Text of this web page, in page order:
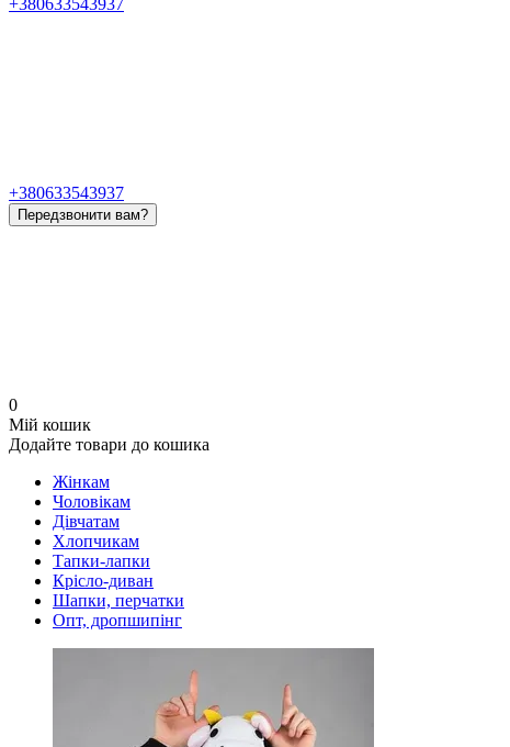
+380633543937
+380633543937
Передзвонити вам?
0
Мій кошик
Додайте товари до кошика
Жінкам
Чоловікам
Дівчатам
Хлопчикам
Тапки-лапки
Крісло-диван
Шапки, перчатки
Опт, дропшипінг